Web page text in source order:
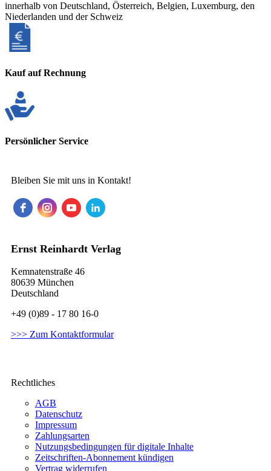
innerhalb von Deutschland, Österreich, Belgien, Luxemburg, den
Niederlanden und der Schweiz
Kauf auf Rechnung
Persönlicher Service
Bleiben Sie mit uns in Kontakt!
Ernst Reinhardt Verlag
Kemnatenstraße 46
80639 München
Deutschland
+49 (0)89 - 17 80 16-0
>>> Zum Kontaktformular
Rechtliches
AGB
Datenschutz
Impressum
Zahlungsarten
Nutzungsbedingungen für digitale Inhalte
Zeitschriften-Abonnement kündigen
Vertrag widerrufen